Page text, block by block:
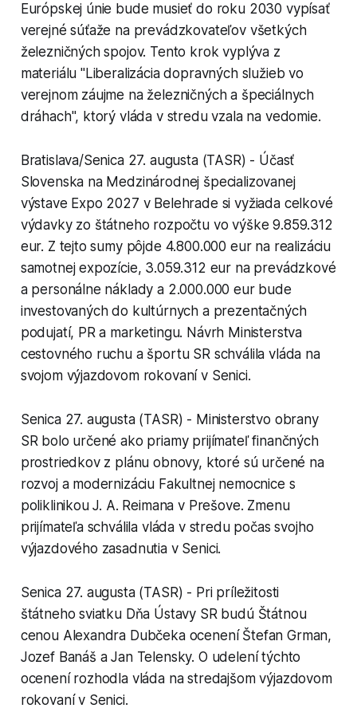
Európskej únie bude musieť do roku 2030 vypísať
verejné súťaže na prevádzkovateľov všetkých
železničných spojov. Tento krok vyplýva z
materiálu "Liberalizácia dopravných služieb vo
verejnom záujme na železničných a špeciálnych
dráhach", ktorý vláda v stredu vzala na vedomie.
Bratislava/Senica 27. augusta (TASR) - Účasť
Slovenska na Medzinárodnej špecializovanej
výstave Expo 2027 v Belehrade si vyžiada celkové
výdavky zo štátneho rozpočtu vo výške 9.859.312
eur. Z tejto sumy pôjde 4.800.000 eur na realizáciu
samotnej expozície, 3.059.312 eur na prevádzkové
a personálne náklady a 2.000.000 eur bude
investovaných do kultúrnych a prezentačných
podujatí, PR a marketingu. Návrh Ministerstva
cestovného ruchu a športu SR schválila vláda na
svojom výjazdovom rokovaní v Senici.
Senica 27. augusta (TASR) - Ministerstvo obrany
SR bolo určené ako priamy prijímateľ finančných
prostriedkov z plánu obnovy, ktoré sú určené na
rozvoj a modernizáciu Fakultnej nemocnice s
poliklinikou J. A. Reimana v Prešove. Zmenu
prijímateľa schválila vláda v stredu počas svojho
výjazdového zasadnutia v Senici.
Senica 27. augusta (TASR) - Pri príležitosti
štátneho sviatku Dňa Ústavy SR budú Štátnou
cenou Alexandra Dubčeka ocenení Štefan Grman,
Jozef Banáš a Jan Telensky. O udelení týchto
ocenení rozhodla vláda na stredajšom výjazdovom
rokovaní v Senici.